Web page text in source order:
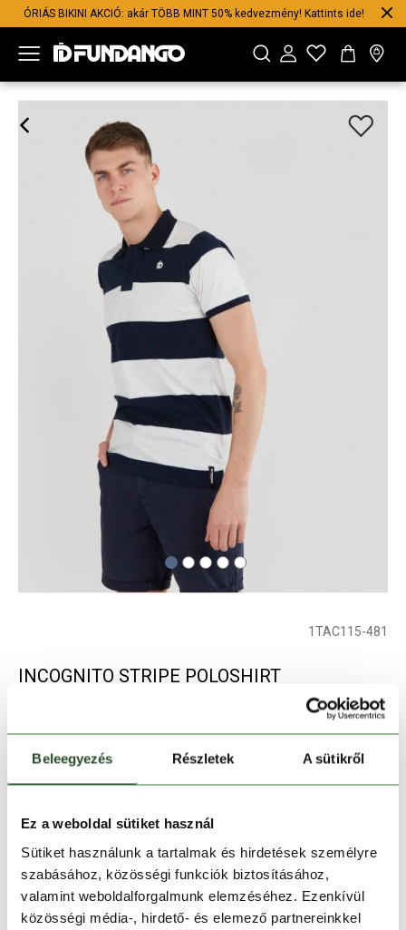
Beleegyezés Részletek A sütikről
Ez a weboldal sütiket használ
Sütiket használunk a tartalmak és hirdetések személyre
szabásához, közösségi funkciók biztosításához,
valamint weboldalforgalmunk elemzéséhez. Ezenkívül
közösségi média-, hirdető- és elemező partnereinkkel
ÓRIÁS BIKINI AKCIÓ: akár TÖBB MINT 50% kedvezmény! Kattints ide!
1TAC115-481
INCOGNITO STRIPE POLOSHIRT
Szín: sötétkék
30 napos visszaküldés
1-2 munkanapos szállítás